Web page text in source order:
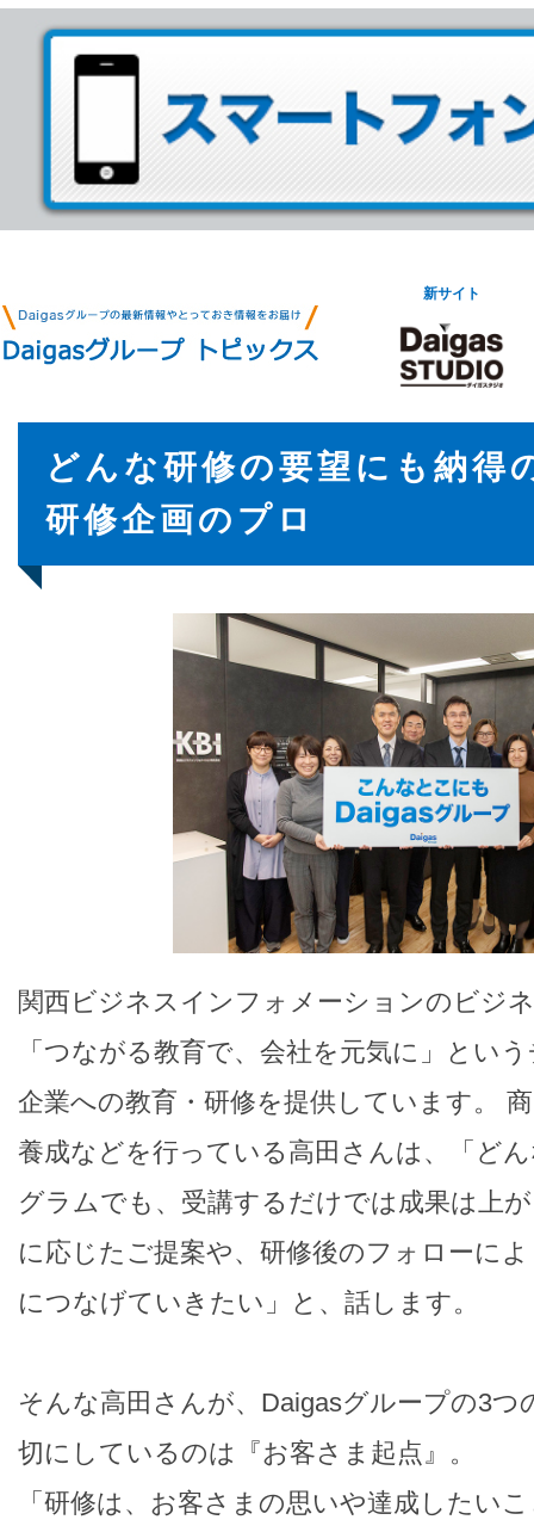
新サイト
どんな研修の要望にも納得
研修企画のプロ
関西ビジネスインフォメーションのビジ
「つながる教育で、会社を元気に」とい
企業への教育・研修を提供しています。
養成などを行っている高田さんは、「ど
グラムでも、受講するだけでは成果は上
に応じたご提案や、研修後のフォローに
につなげていきたい」と、話します。
そんな高田さんが、Daigasグループの3つ
切にしているのは『お客さま起点』。
「研修は、お客さまの思いや達成したい